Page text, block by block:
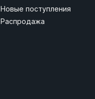
Новые поступления
Распродажа